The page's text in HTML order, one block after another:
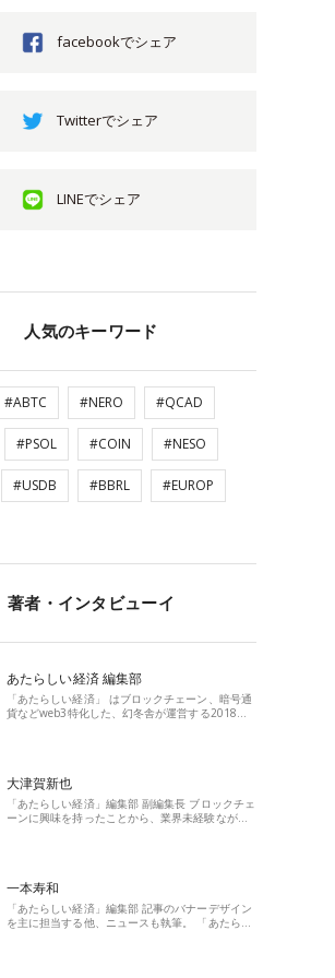
facebookでシェア
Twitterでシェア
LINEでシェア
人気のキーワード
#ABTC #NERO #QCAD
#PSOL #COIN #NESO
#USDB #BBRL #EUROP
著者・インタビューイ
あたらしい経済 編集部
「あたらしい経済」 はブロックチェーン、暗号通
貨などweb3特化した、幻冬舎が運営する2018…
大津賀新也
「あたらしい経済」編集部 副編集長 ブロックチェ
ーンに興味を持ったことから、業界未経験なが…
一本寿和
「あたらしい経済」編集部 記事のバナーデザイン
を主に担当する他、ニュースも執筆。 「あたら…